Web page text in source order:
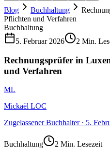
Blog Buchhaltung
Pflichten und Verfahren
Buchhaltung
5. Februar 2026
2 Min.
Rechnungsprüfer in
und Verfahren
ML
Mickaël LOC
Zugelassener Buchhalter· 5.
Buchhaltung 2 Min. Lesezeit